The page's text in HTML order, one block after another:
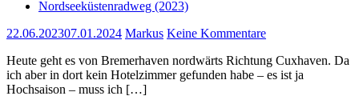
Nordseeküstenradweg (2023)
22.06.202307.01.2024 Markus Keine Kommentare
Heute geht es von Bremerhaven nordwärts Richtung Cuxhaven. Da
ich aber in dort kein Hotelzimmer gefunden habe – es ist ja
Hochsaison – muss ich […]